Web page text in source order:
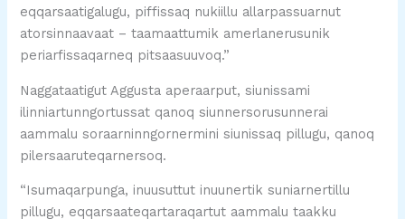
eqqarsaatigalugu, piffissaq nukiillu allarpassuarnut
atorsinnaavaat – taamaattumik amerlanerusunik
periarfissaqarneq pitsaasuuvoq.”
Naggataatigut Aggusta aperaarput, siunissami
ilinniartunngortussat qanoq siunnersorusunnerai
aammalu soraarninngornermini siunissaq pillugu, qanoq
pilersaaruteqarnersoq.
“Isumaqarpunga, inuusuttut inuunertik suniarnertillu
pillugu, eqqarsaateqartaraqartut aammalu taakku